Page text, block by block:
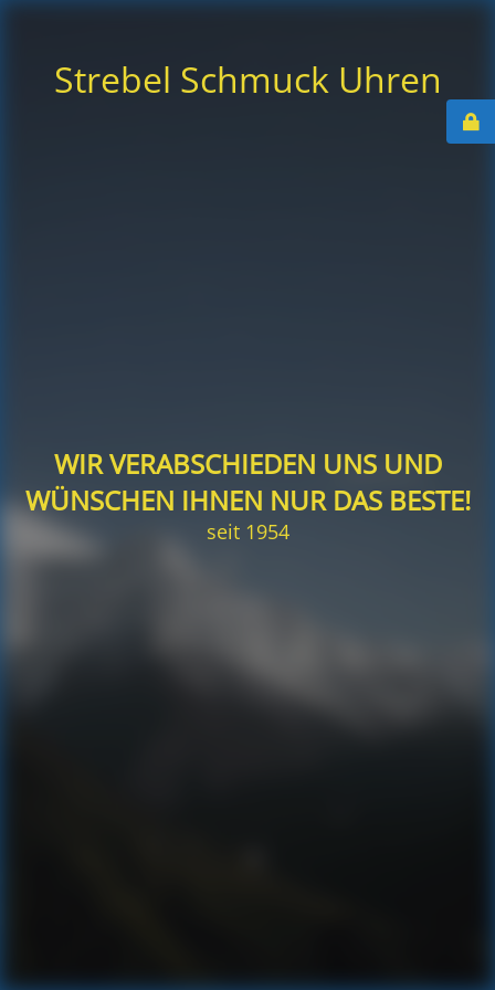
Strebel Schmuck Uhren
WIR VERABSCHIEDEN UNS UND
WÜNSCHEN IHNEN NUR DAS BESTE!
seit 1954